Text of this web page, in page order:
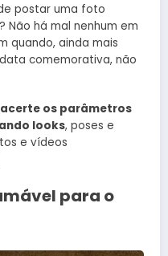
postar uma foto
Não há mal nenhum em
quando, ainda mais
comemorativa, não
os parâmetros
looks, poses e
e vídeos
para o